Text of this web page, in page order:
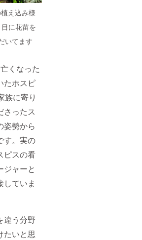
え込み様
に花苗を
いてます
くなった
たホスピ
族に寄り
さったス
姿勢から
す。実の
ピスの看
ジャーと
していま
違う分野
たいと思